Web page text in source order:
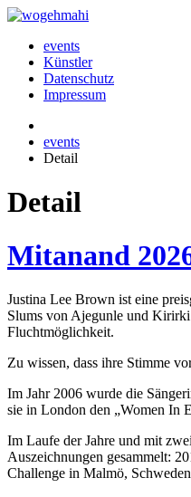
events
Künstler
Datenschutz
Impressum
events
Detail
Detail
Mitanand
Justina Lee Brown ist eine
Slums von Ajegunle und
Fluchtmöglichkeit.
Zu wissen, dass ihre Stimme
Im Jahr 2006 wurde die
sie in London den „Women In
Im Laufe der Jahre und mit
Auszeichnungen gesammelt:
Challenge in Malmö,